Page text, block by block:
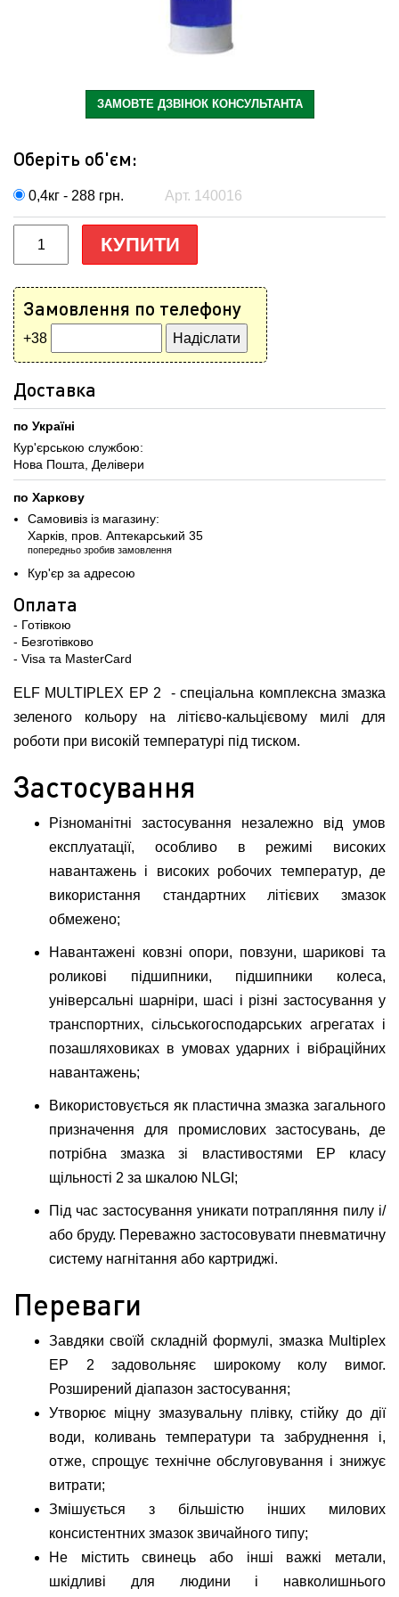
ЗАМОВТЕ ДЗВІНОК КОНСУЛЬТАНТА
Оберіть об'єм:
0,4кг - 288 грн. Арт. 140016
КУПИТИ
Замовлення по телефону
+38
Доставка
по Україні
Кур'єрською службою:
Нова Пошта, Делівери
по Харкову
Самовивіз із магазину:
Харків, пров. Аптекарський 35
попередньо зробив замовлення
Кур'єр за адресою
Оплата
- Готівкою
- Безготівково
- Visa та MasterCard
ELF MULTIPLEX EP 2 - спеціальна комплексна змазка
зеленого кольору на літієво-кальцієвому милі для
роботи при високій температурі під тиском.
Застосування
Різноманітні застосування незалежно від умов
експлуатації, особливо в режимі високих
навантажень і високих робочих температур, де
використання стандартних літієвих змазок
обмежено;
Навантажені ковзні опори, повзуни, шарикові та
роликові підшипники, підшипники колеса,
універсальні шарніри, шасі і різні застосування у
транспортних, сільськогосподарських агрегатах і
позашляховиках в умовах ударних і вібраційних
навантажень;
Використовується як пластична змазка загального
призначення для промислових застосувань, де
потрібна змазка зі властивостями ЕР класу
щільності 2 за шкалою NLGI;
Під час застосування уникати потрапляння пилу і/
або бруду. Переважно застосовувати пневматичну
систему нагнітання або картриджі.
Переваги
Завдяки своїй складній формулі, змазка Multiplex
EP 2 задовольняє широкому колу вимог.
Розширений діапазон застосування;
Утворює міцну змазувальну плівку, стійку до дії
води, коливань температури та забруднення і,
отже, спрощує технічне обслуговування і знижує
витрати;
Змішується з більшістю інших милових
консистентних змазок звичайного типу;
Не містить свинець або інші важкі метали,
шкідливі для людини і навколишнього